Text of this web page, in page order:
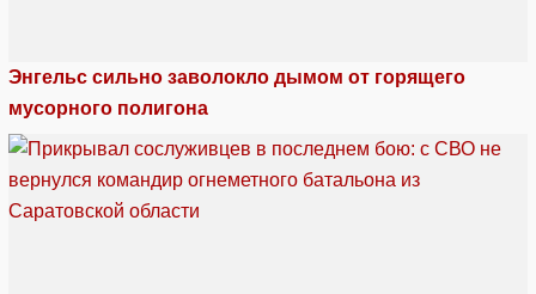
Энгельс сильно заволокло дымом от горящего
мусорного полигона